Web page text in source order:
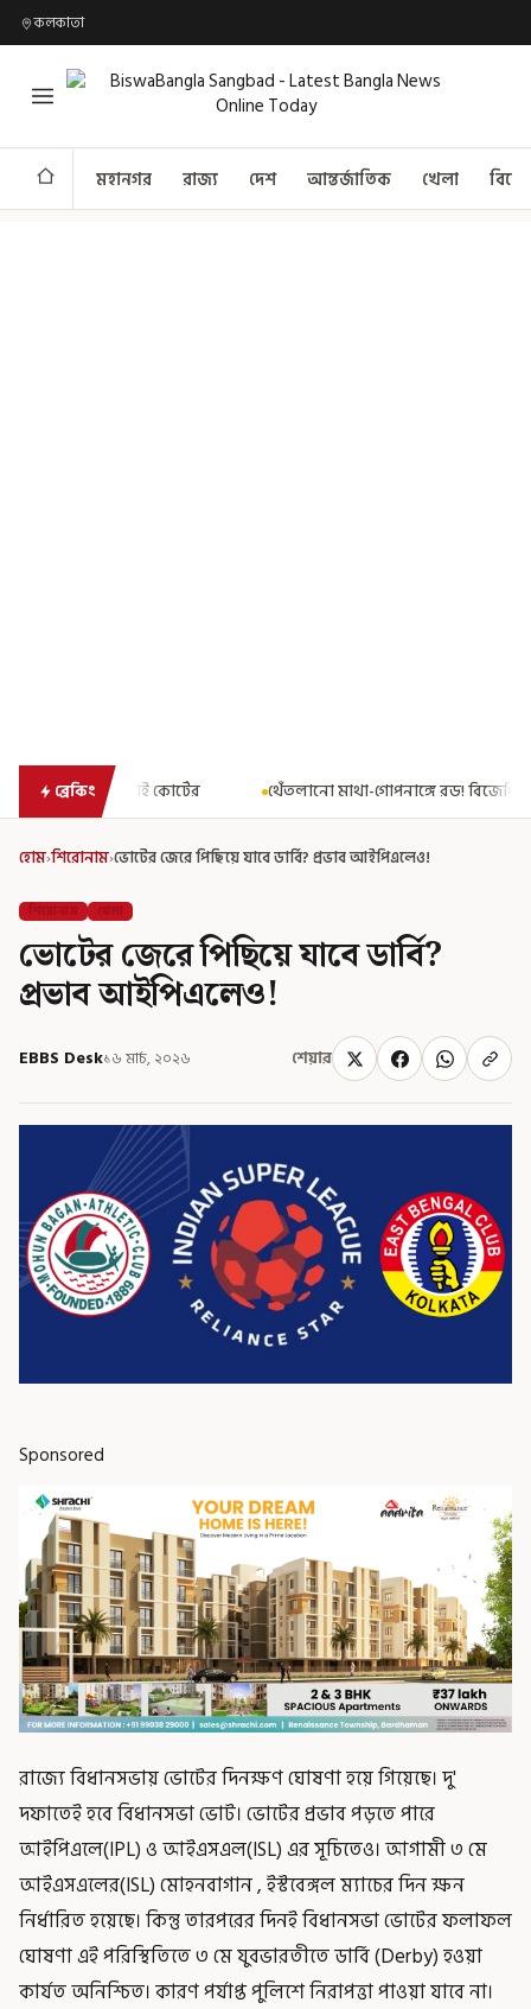
কলকাতা
মহানগর রাজ্য দেশ আন্তর্জাতিক খেলা
ব্রেকিংথেঁতলানো মাথা-গোপনাঙ্গে রড! বিজেপিশাসিত অসমে নাবালিকার
হোম›শিরোনাম›ভোটের জেরে পিছিয়ে যাবে ডার্বি? প্রভাব আইপিএলেও!
শিরোনাম খেলা
ভোটের জেরে পিছিয়ে যাবে ডার্বি?
প্রভাব আইপিএলেও!
EBBS Desk১৬ মার্চ, ২০২৬ শেয়ার
Sponsored
রাজ্যে বিধানসভায় ভোটের দিনক্ষণ ঘোষণা হয়ে গিয়েছে। দু'
দফাতেই হবে বিধানসভা ভোট। ভোটের প্রভাব পড়তে পারে
আইপিএলে(IPL) ও আইএসএল(ISL) এর সূচিতেও। আগামী ৩ মে
আইএসএলের(ISL) মোহনবাগান , ইস্টবেঙ্গল ম্যাচের দিন ক্ষন
নির্ধারিত হয়েছে। কিন্তু তারপরের দিনই বিধানসভা ভোটের ফলাফল
ঘোষণা এই পরিস্থিতিতে ৩ মে যুবভারতীতে ডার্বি (Derby) হওয়া
কার্যত অনিশ্চিত। কারণ পর্যাপ্ত পুলিশে নিরাপত্তা পাওয়া যাবে না।